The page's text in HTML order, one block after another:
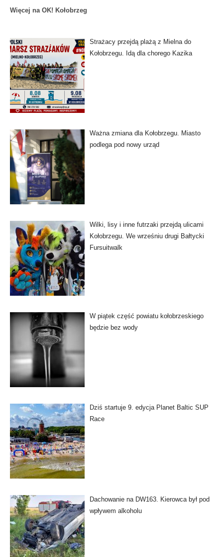
Więcej na OK! Kołobrzeg
Strażacy przejdą plażą z Mielna do
Kołobrzegu. Idą dla chorego Kazika
Ważna zmiana dla Kołobrzegu. Miasto
podlega pod nowy urząd
Wilki, lisy i inne futrzaki przejdą ulicami
Kołobrzegu. We wrześniu drugi Bałtycki
Fursuitwalk
W piątek część powiatu kołobrzeskiego
będzie bez wody
Dziś startuje 9. edycja Planet Baltic SUP
Race
Dachowanie na DW163. Kierowca był pod
wpływem alkoholu